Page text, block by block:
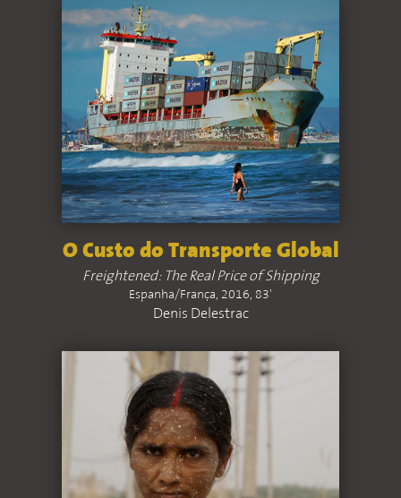
O Custo do Transporte Global
Freightened: The Real Price of Shipping
Espanha/França, 2016, 83'
Denis Delestrac